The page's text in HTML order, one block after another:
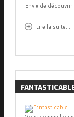
Envie de
Lire la suite...